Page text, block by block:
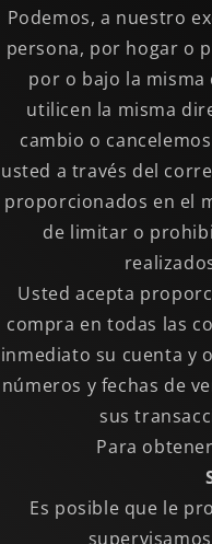
Podemos, a nuestro
persona, por hogar o
por o bajo la
utilicen la misma
cambio o
usted a través del
proporcionados en el
de limitar o
Usted acepta
compra en todas las
inmediato su cuenta y
números y fechas de
sus
Para
Es posible que le